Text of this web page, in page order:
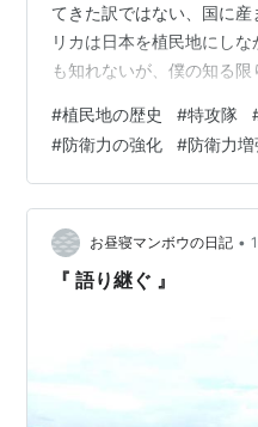
てきた訳ではない、国に
リカは日本を植民地にし
も知れないが、僕の知る
れた理由の一つに、神風特
の忠誠心がある。 天皇陛
し出す戦法、特攻(＞＜)
回天というのもある。 1人
がない爆弾を搭載している
かに怖いはずだ。 特…
#植民地の歴史 #特攻隊
#防衛力の強化 #防衛力増
お昼寝マンボウの日記 •
『 語り継ぐ 』